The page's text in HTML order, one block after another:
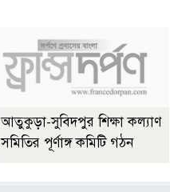
আতুকুড়া-সুবিদপুর শিক্ষা কল্যাণ
সমিতির পূর্ণাঙ্গ কমিটি গঠন